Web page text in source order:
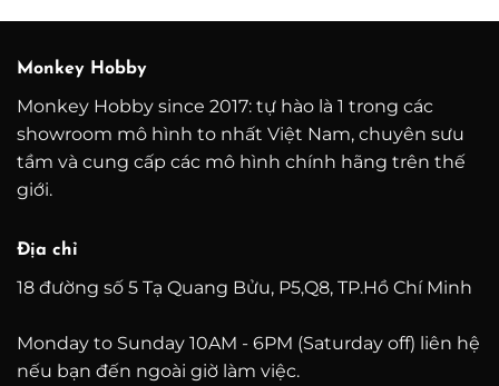
Monkey Hobby
Monkey Hobby since 2017: tự hào là 1 trong các
showroom mô hình to nhất Việt Nam, chuyên sưu
tầm và cung cấp các mô hình chính hãng trên thế
giới.
Địa chỉ
18 đường số 5 Tạ Quang Bửu, P5,Q8, TP.Hồ Chí Minh
Monday to Sunday 10AM - 6PM (Saturday off) liên hệ
nếu bạn đến ngoài giờ làm việc.